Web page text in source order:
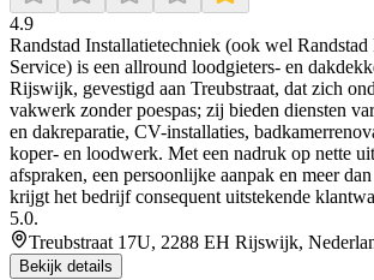
4.9
Randstad Installatietechniek (ook wel
Service) is een allround loodgieters- en
Rijswijk, gevestigd aan Treubstraat, dat zich
vakwerk zonder poespas; zij bieden diensten
en dakreparatie, CV-installaties,
koper- en loodwerk. Met een nadruk op nette
afspraken, een persoonlijke aanpak en meer
krijgt het bedrijf consequent uitstekende
5.0.
Treubstraat 17U, 2288 EH Rijswijk,
Bekijk details